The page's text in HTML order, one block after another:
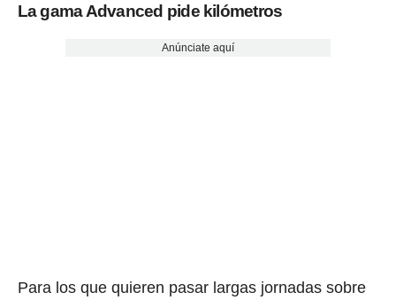
La gama Advanced pide kilómetros
Anúnciate aquí
Para los que quieren pasar largas jornadas sobre